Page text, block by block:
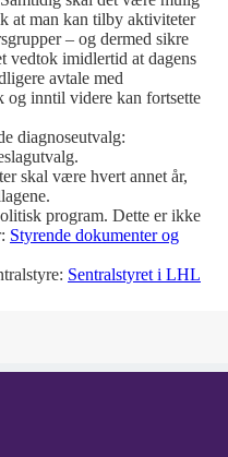
at man kan tilby aktiviteter
– og dermed sikre
vedtok imidlertid at dagens
avtale med
inntil videre kan fortsette
diagnoseutvalg:
skal være hvert annet år,
program. Dette er ikke
Styrende dokumenter og
Sentralstyret i LHL